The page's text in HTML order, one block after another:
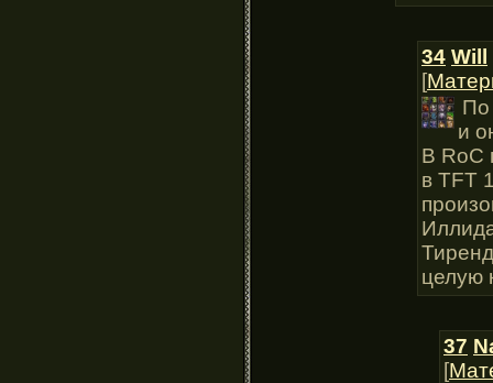
34 Will
[
По
и
В RoC
в TFT
целую
37
[